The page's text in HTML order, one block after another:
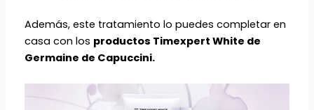
Además, este tratamiento lo puedes completar en
casa con los productos Timexpert White de
Germaine de Capuccini.